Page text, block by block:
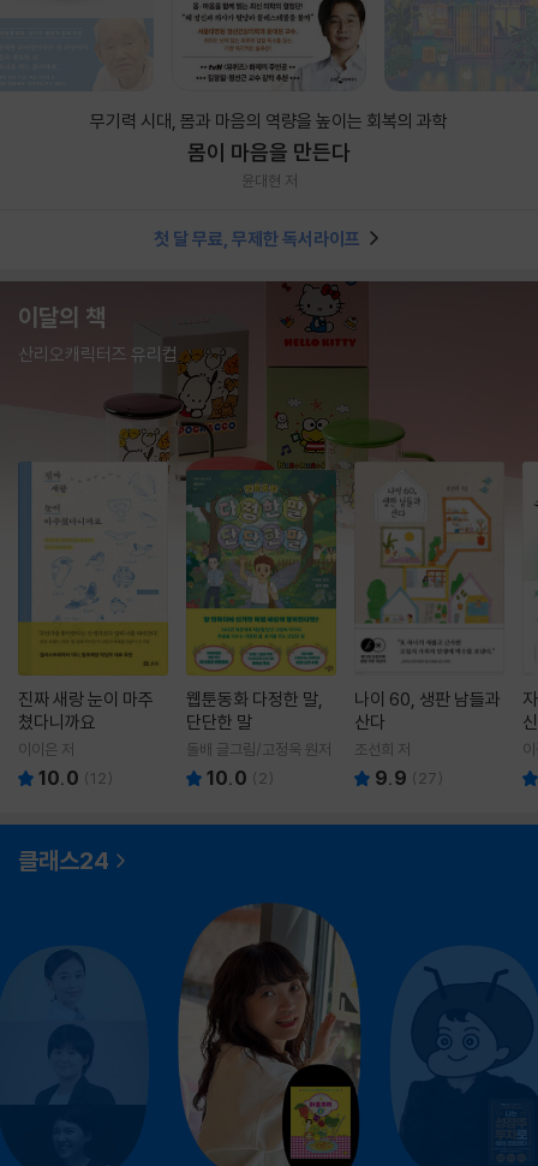
무기력 시대, 몸과 마음의 역량을 높이는 회복의 과학
몸이 마음을 만든다
윤대현 저
첫 달 무료, 무제한 독서라이프
이달의 책
산리오캐릭터즈 유리컵
진짜 새랑 눈이 마주
쳤다니까요
이이은 저
10.0 (12)
웹툰동화 다정한 말,
단단한 말
돌배 글그림/고정욱 원저
10.0 ( 2)
나이 60, 생판 남들과
산다
조선희 저
9.9 ( 27)
클래스24